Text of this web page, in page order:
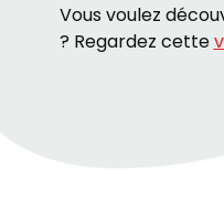
Vous voulez
? Regardez cette